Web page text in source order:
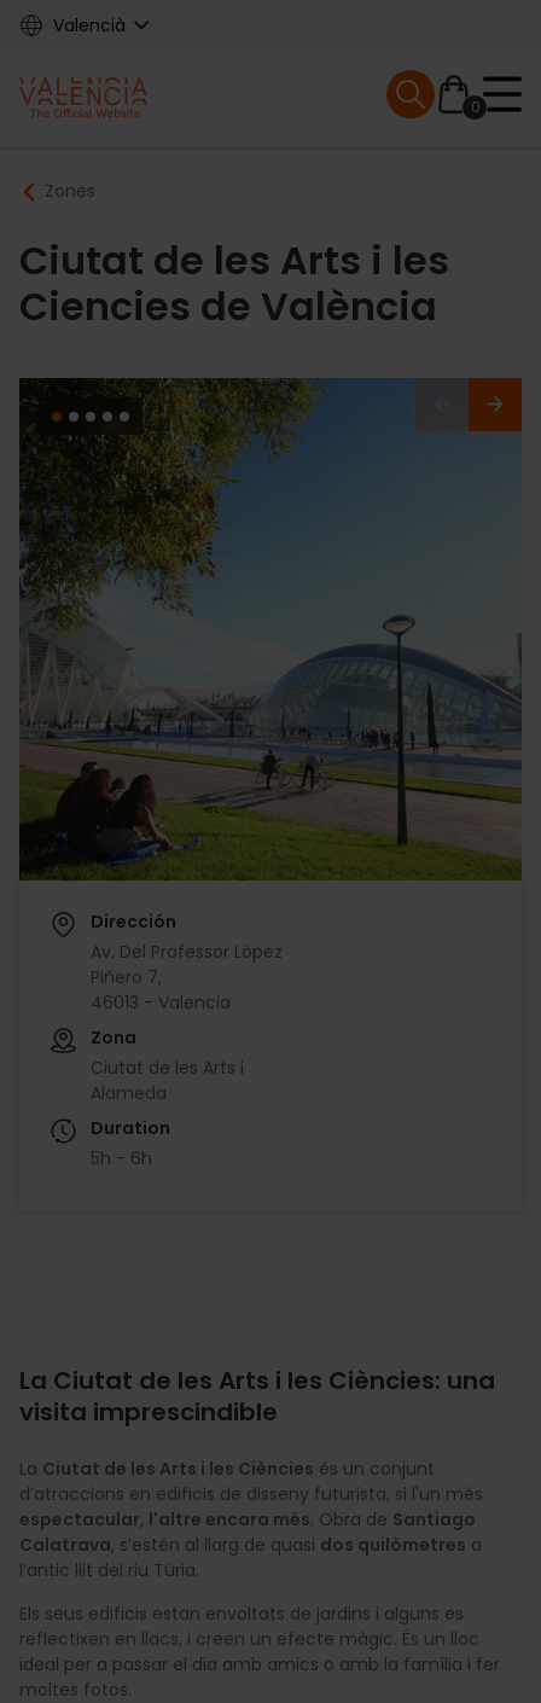
Skip
content
Valencià
Main
navigation
0
Mobile menu
Breadcrumb
Zones
Ciutat de les Arts i les
Ciencies de València
Dirección
Av. Del Professor López
Piñero 7,
46013 - Valencia
Zona
Ciutat de les Arts i
Alameda
Duration
5h - 6h
La Ciutat de les Arts i les Ciències: una
visita imprescindible
La Ciutat de les Arts i les Ciències és un conjunt
d’atraccions en edificis de disseny futurista, si l'un més
espectacular, l'altre encara més. Obra de Santiago
Calatrava, s’estén al llarg de quasi dos quilòmetres a
l’antic llit del riu Túria.
Els seus edificis estan envoltats de jardins i alguns es
reflectixen en llacs, i creen un efecte màgic. És un lloc
ideal per a passar el dia amb amics o amb la família i fer
moltes fotos.